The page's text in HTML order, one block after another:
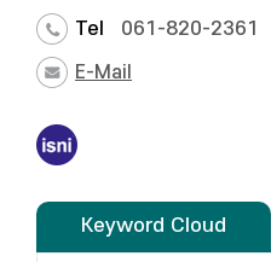
Tel
061-820-2361
E-Mail
Keyword Cloud